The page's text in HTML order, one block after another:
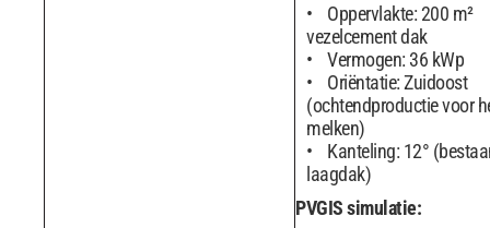
Oppervlakte: 200 m²
vezelcement dak
Vermogen: 36 kWp
Oriëntatie: Zuidoost
(ochtendproductie voor
melken)
Kanteling: 12°
laagdak)
PVGIS simulatie: